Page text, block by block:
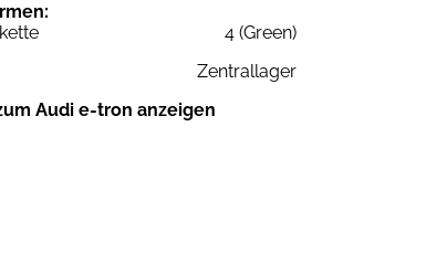
4 (Green)
Zentrallager
Audi e-tron anzeigen